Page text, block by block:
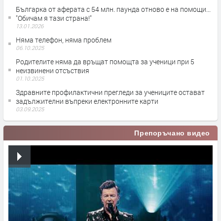
Българка от аферата с 54 млн. паунда отново е на помощи...
"Обичам я тази страна!"
13.01.2026
Няма телефон, няма проблем
06.10.2025
Родителите няма да връщат помощта за ученици при 5
неизвинени отсъствия
01.10.2025
Здравните профилактични прегледи за учениците остават
задължителни въпреки електронните карти
03.09.2025
Препоръчано видео